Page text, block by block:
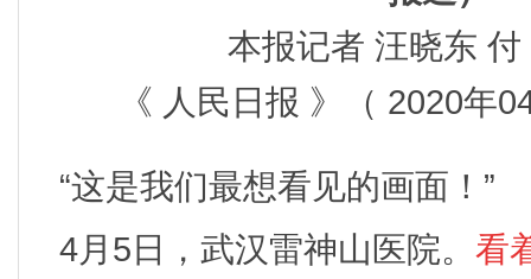
本报记者 汪晓东
《 人民日报 》（ 2020年
“这是我们最想看见的画面！”
4月5日，武汉雷神山医院。 看